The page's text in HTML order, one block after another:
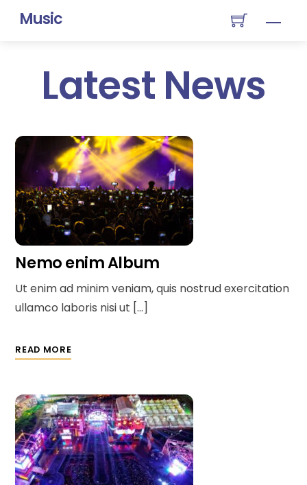
Music
Latest News
Nemo enim Album
Ut enim ad minim veniam, quis nostrud exercitation
ullamco laboris nisi ut […]
READ MORE